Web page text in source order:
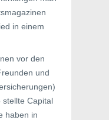
in einem
vor den
und
stellte Capital
haben in